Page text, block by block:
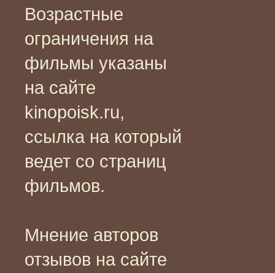
Возрастные
ограничения на
фильмы указаны
на сайте
kinopoisk.ru,
ссылка на который
ведет со страниц
фильмов.
Мнение авторов
отзывов на сайте